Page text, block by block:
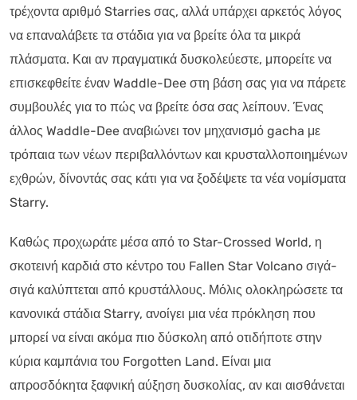
τρέχοντα αριθμό Starries σας, αλλά υπάρχει αρκετός λόγος
να επαναλάβετε τα στάδια για να βρείτε όλα τα μικρά
πλάσματα. Και αν πραγματικά δυσκολεύεστε, μπορείτε να
επισκεφθείτε έναν Waddle-Dee στη βάση σας για να πάρετε
συμβουλές για το πώς να βρείτε όσα σας λείπουν. Ένας
άλλος Waddle-Dee αναβιώνει τον μηχανισμό gacha με
τρόπαια των νέων περιβαλλόντων και κρυσταλλοποιημένων
εχθρών, δίνοντάς σας κάτι για να ξοδέψετε τα νέα νομίσματα
Starry.
Καθώς προχωράτε μέσα από το Star-Crossed World, η
σκοτεινή καρδιά στο κέντρο του Fallen Star Volcano σιγά-
σιγά καλύπτεται από κρυστάλλους. Μόλις ολοκληρώσετε τα
κανονικά στάδια Starry, ανοίγει μια νέα πρόκληση που
μπορεί να είναι ακόμα πιο δύσκολη από οτιδήποτε στην
κύρια καμπάνια του Forgotten Land. Είναι μια
απροσδόκητα ξαφνική αύξηση δυσκολίας, αν και αισθάνεται